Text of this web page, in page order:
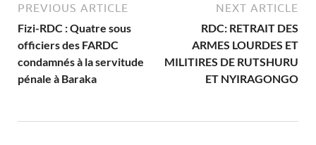
PREVIOUS ARTICLE
Fizi-RDC : Quatre sous
officiers des FARDC
condamnés à la servitude
pénale à Baraka
NEXT ARTICLE
RDC: RETRAIT DES
ARMES LOURDES ET
MILITIRES DE RUTSHURU
ET NYIRAGONGO